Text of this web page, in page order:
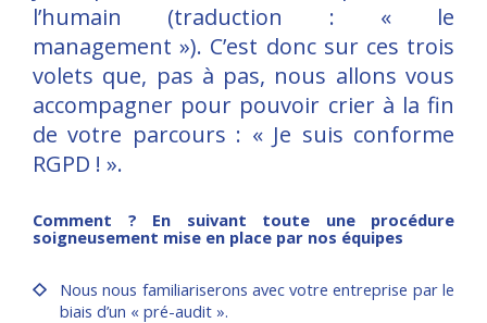
l’humain (traduction : « le
management »). C’est donc sur ces trois
volets que, pas à pas, nous allons vous
accompagner pour pouvoir crier à la fin
de votre parcours : « Je suis conforme
RGPD ! ».
Comment ? En suivant toute une procédure
soigneusement mise en place par nos équipes
Nous nous familiariserons avec votre entreprise par le
biais d’un « pré-audit ».